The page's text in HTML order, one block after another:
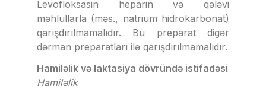
Levofloksasin heparin və qələvi
məhlullarla (məs., natrium hidrokarbonat)
qarışdırılmamalıdır. Bu preparat digər
dərman preparatları ilə qarışdırılmamalıdır.
Hamiləlik və laktasiya dövründə istifadəsi
Hamiləlik